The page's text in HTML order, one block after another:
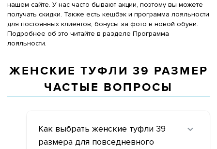
нашем сайте. У нас часто бывают акции, поэтому вы можете
получать скидки. Также есть кешбэк и программа лояльности
для постоянных клиентов, бонусы за фото в новой обуви.
Подробнее об это читайте в разделе Программа
лояльности.
ЖЕНСКИЕ ТУФЛИ 39 РАЗМЕР
ЧАСТЫЕ ВОПРОСЫ
Как выбрать женские туфли 39
размера для повседневного